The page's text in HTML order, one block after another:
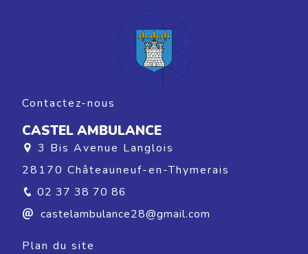
Contactez-nous
CASTEL AMBULANCE
3 Bis Avenue Langlois
28170 Châteauneuf-en-Thymerais
02 37 38 70 86
castelambulance28@gmail.com
Plan du site